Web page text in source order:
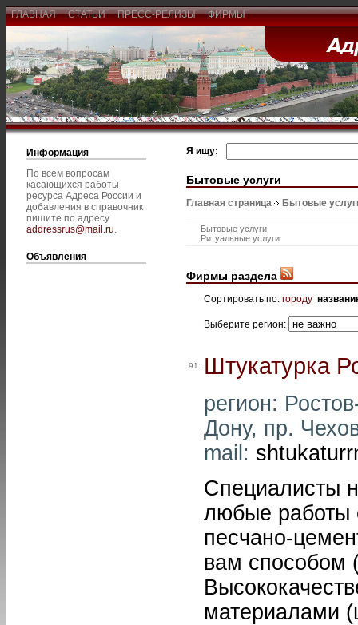
ГЛАВНАЯ СТАТЬИ ПРЕСС-РЕЛИЗЫ ФИРМЫ
Информация
По всем вопросам
касающихся работы
ресурса Адреса России и
добавления в справочник
пишите по адресу
addressrus@mail.ru.
Объявления
Я ищу:
Бытовые услуги
Главная страница Бытовые
Бытовые услуги
Ритуальные услуги
Фирмы раздела
Сортировать по: городу
Выберите регион:
91. Штукатурка
регион:
Дону, пр.
mail:
Специалисты
любые работы
песчано-
вам способом
материалами